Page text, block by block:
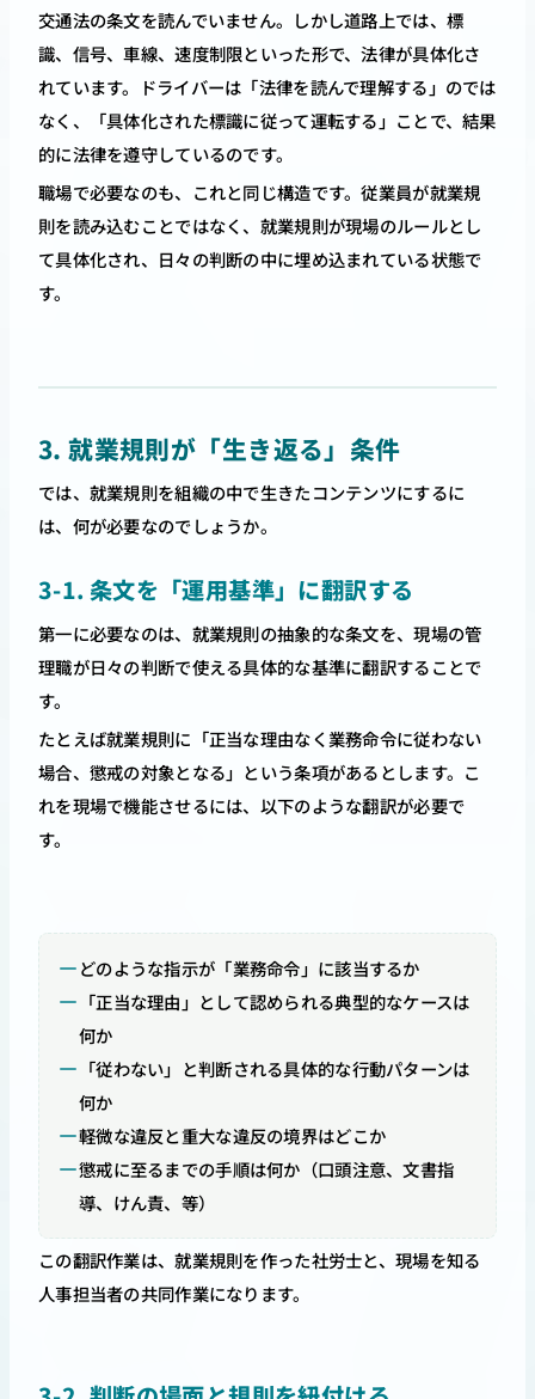
交通法の条文を読んでいません。しかし道路上では、標
識、信号、車線、速度制限といった形で、法律が具体化さ
れています。ドライバーは「法律を読んで理解する」のでは
なく、「具体化された標識に従って運転する」ことで、結果
的に法律を遵守しているのです。
職場で必要なのも、これと同じ構造です。従業員が就業規
則を読み込むことではなく、就業規則が現場のルールとし
て具体化され、日々の判断の中に埋め込まれている状態で
す。
3. 就業規則が「生き返る」条件
では、就業規則を組織の中で生きたコンテンツにするに
は、何が必要なのでしょうか。
3-1. 条文を「運用基準」に翻訳する
第一に必要なのは、就業規則の抽象的な条文を、現場の管
理職が日々の判断で使える具体的な基準に翻訳することで
す。
たとえば就業規則に「正当な理由なく業務命令に従わない
場合、懲戒の対象となる」という条項があるとします。こ
れを現場で機能させるには、以下のような翻訳が必要で
す。
どのような指示が「業務命令」に該当するか
「正当な理由」として認められる典型的なケースは
何か
「従わない」と判断される具体的な行動パターンは
何か
軽微な違反と重大な違反の境界はどこか
懲戒に至るまでの手順は何か（口頭注意、文書指
導、けん責、等）
この翻訳作業は、就業規則を作った社労士と、現場を知る
人事担当者の共同作業になります。